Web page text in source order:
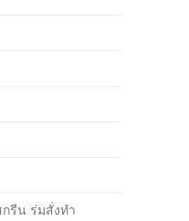
รีน ร่มสั่งทำ